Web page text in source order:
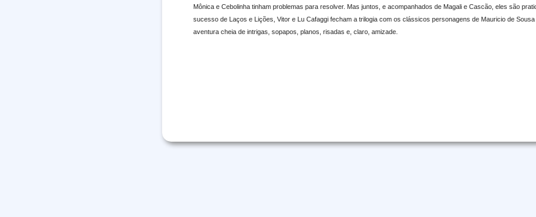
Mônica e Cebolinha tinham problemas para resolver. Mas juntos, e acompanhados de Magali e Cascão, eles são
sucesso de Laços e Lições, Vitor e Lu Cafaggi fecham a trilogia com os clássicos personagens de Mauricio de
aventura cheia de intrigas, sopapos, planos, risadas e, claro, amizade.